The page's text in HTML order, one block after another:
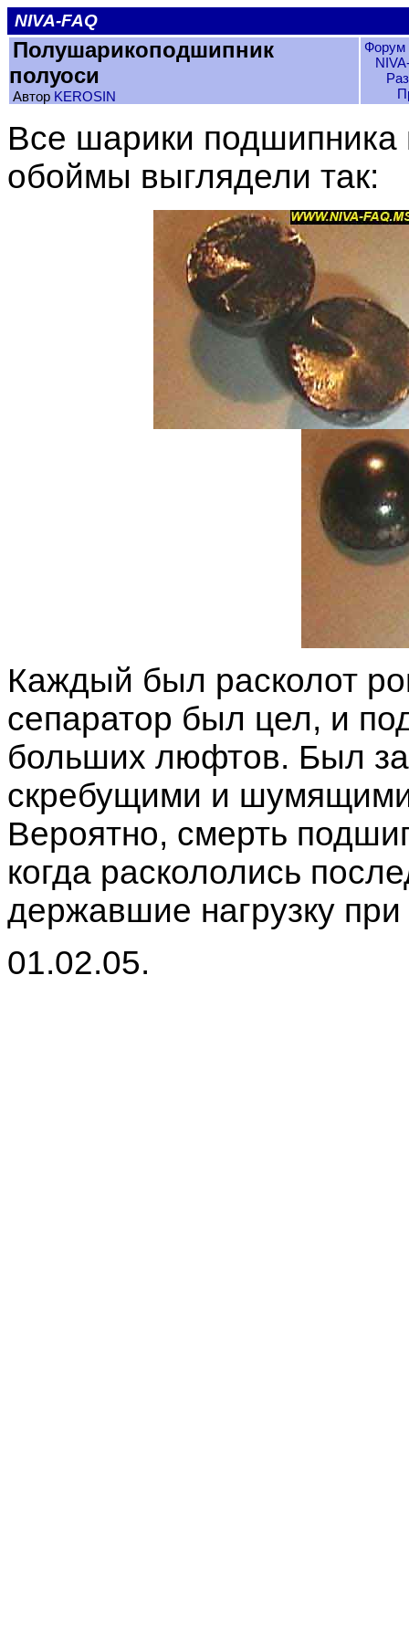
NIVA-FAQ
Полушарикоподшипник
полуоси
Автор KEROSIN
Форум
Все шарики подшипника
обоймы выглядели так:
Каждый был расколот
сепаратор был цел, и
больших люфтов. Был
скребущими и
Вероятно, смерть
когда раскололись
державшие нагрузку при
01.02.05.